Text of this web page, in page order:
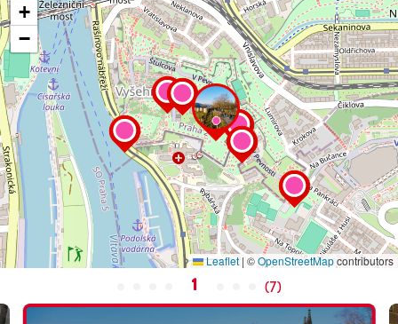
+
−
Leaflet |©OpenStreetMapcontributors
1 (7)